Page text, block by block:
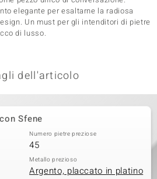
elegante per esaltarne la radiosa
Un must per gli intenditori di pietre
di lusso.
dell'articolo
Sfene
Numero pietre preziose
45
Metallo prezioso
Argento, placcato in platino